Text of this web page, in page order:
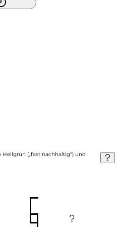
(„fast nachhaltig“) und